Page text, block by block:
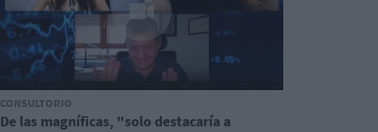
CONSULTORIO
De las magníficas, "solo destacaría a